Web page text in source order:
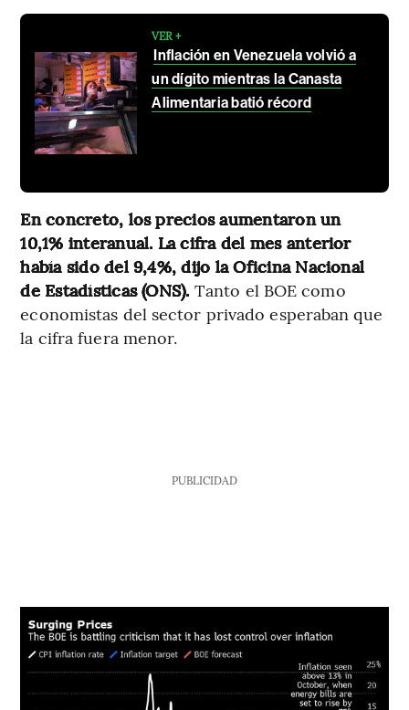
VER +
Inflación en Venezuela volvió a
un dígito mientras la Canasta
Alimentaria batió récord
En concreto, los precios aumentaron un
10,1% interanual. La cifra del mes anterior
había sido del 9,4%, dijo la Oficina Nacional
de Estadísticas (ONS). Tanto el BOE como
economistas del sector privado esperaban que
la cifra fuera menor.
PUBLICIDAD